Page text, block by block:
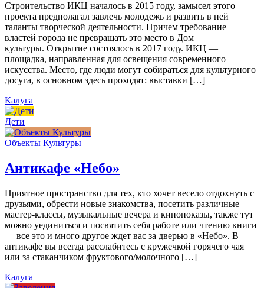
Строительство ИКЦ началось в 2015 году, замысел этого
проекта предполагал завлечь молодежь и развить в ней
таланты творческой деятельности. Причем требование
властей города не превращать это место в Дом
культуры. Открытие состоялось в 2017 году. ИКЦ —
площадка, направленная для освещения современного
искусства. Место, где люди могут собираться для культурного
досуга, в основном здесь проходят: выставки […]
Калуга
Дети
Объекты Культуры
Антикафе «Небо»
Приятное пространство для тех, кто хочет весело отдохнуть с
друзьями, обрести новые знакомства, посетить различные
мастер-классы, музыкальные вечера и кинопоказы, также тут
можно уединиться и посвятить себя работе или чтению книги
— все это и много другое ждет вас за дверью в «Небо». В
антикафе вы всегда расслабитесь с кружечкой горячего чая
или за стаканчиком фруктового/молочного […]
Калуга